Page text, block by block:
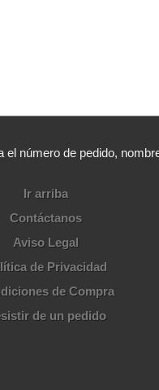
número de pedido,
Ir arriba
Contáctanos
Aviso Legal
de Privacidad
de Compra
de un pedido